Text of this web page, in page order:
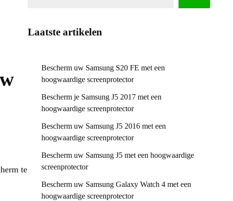
te
Laatste artikelen
Bescherm uw Samsung S20 FE met een
hoogwaardige screenprotector
Bescherm je Samsung J5 2017 met een
hoogwaardige screenprotector
Bescherm uw Samsung J5 2016 met een
hoogwaardige screenprotector
Bescherm uw Samsung J5 met een hoogwaardige
screenprotector
Bescherm uw Samsung Galaxy Watch 4 met een
hoogwaardige screenprotector